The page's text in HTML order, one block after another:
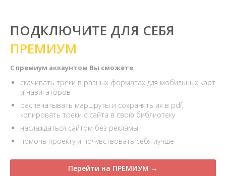
ПОДКЛЮЧИТЕ ДЛЯ СЕБЯ
ПРЕМИУМ
С премиум аккаунтом Вы сможете
скачивать треки в разных форматах для мобильных карт
и навигаторов
распечатывать маршруты и сохранять их в pdf,
копировать треки с сайта в свою библиотеку
наслаждаться сайтом без рекламы
помочь проекту и почувствовать себя лучше
Перейти на ПРЕМИУМ →